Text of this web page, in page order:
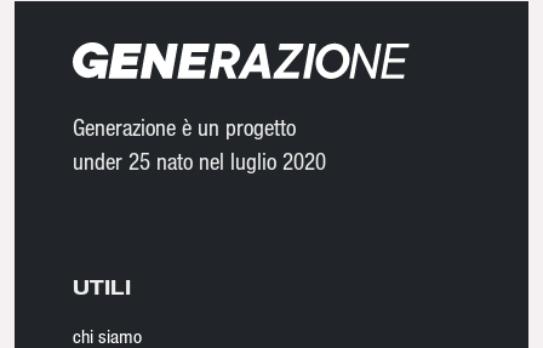
Generazione è un progetto
under 25 nato nel luglio 2020
UTILI
chi siamo